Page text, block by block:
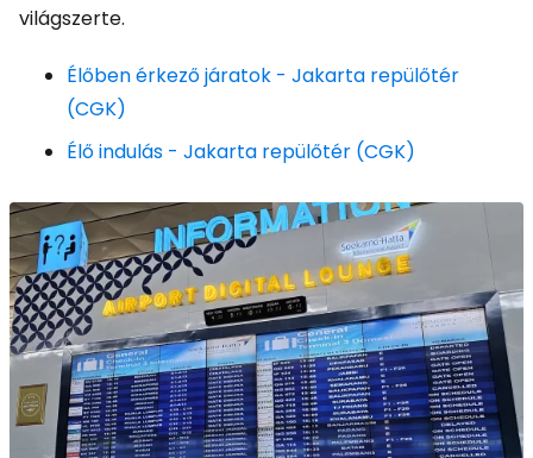
világszerte.
Élőben érkező járatok - Jakarta repülőtér
(CGK)
Élő indulás - Jakarta repülőtér (CGK)